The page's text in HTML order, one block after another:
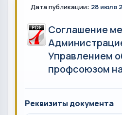
Дата публикации: 28 июля
Соглашение
Управлением
профсоюзом
Реквизиты документа